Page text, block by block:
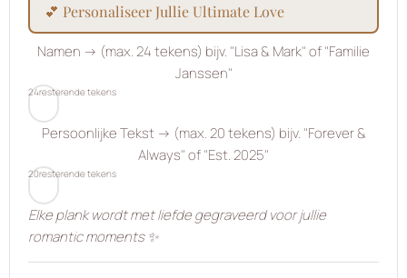
💕 personaliseer jullie ultimate love
Namen → (max. 24 tekens) bijv. "Lisa & Mark" of "Familie
Janssen"
24resterende tekens
Persoonlijke Tekst → (max. 20 tekens) bijv. "Forever &
Always" of "Est. 2025"
20resterende tekens
Elke plank wordt met liefde gegraveerd voor jullie
romantic moments ✨